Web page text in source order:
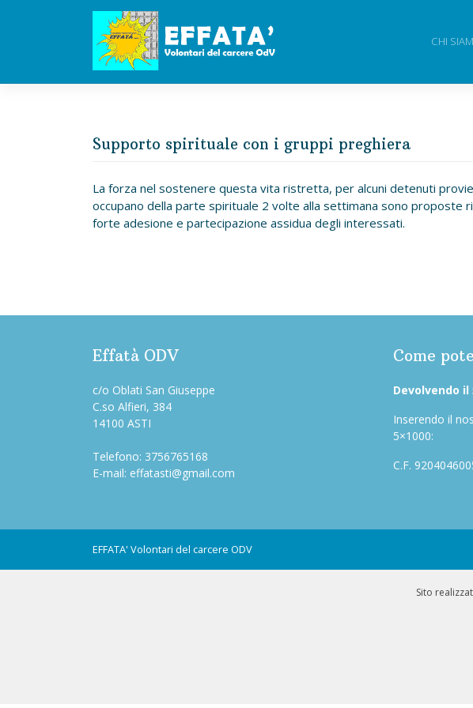
CHI
Supporto spirituale con i gruppi preghiera
La forza nel sostenere questa vita ristretta, per alcuni detenuti
occupano della parte spirituale 2 volte alla settimana sono proposte
forte adesione e partecipazione assidua degli interessati.
Effatà ODV
c/o Oblati San Giuseppe
C.so Alfieri, 384
14100 ASTI
Telefono: 3756765168
E-mail: effatasti@gmail.com
Come
Devolvendo il
Inserendo il
5×1000:
C.F.
EFFATA' Volontari del carcere ODV
Sito